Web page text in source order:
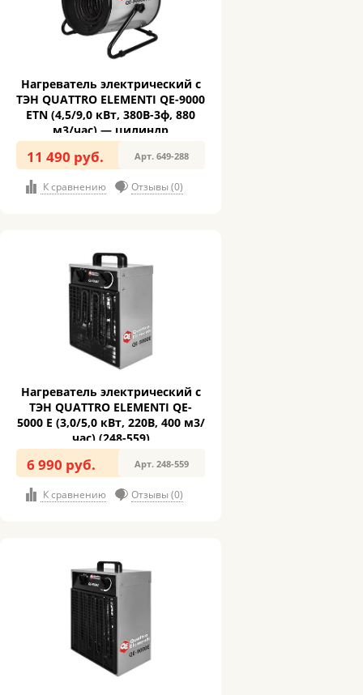
Нагреватель электрический с
ТЭН QUATTRO ELEMENTI QE-9000
ETN (4,5/9,0 кВт, 380В-3ф, 880
м3/час) — цилиндр
11 490 руб. Арт. 649-288
К сравнению Отзывы (0)
Нагреватель электрический с
ТЭН QUATTRO ELEMENTI QЕ-
5000 E (3,0/5,0 кВт, 220В, 400 м3/
час) (248-559)
6 990 руб. Арт. 248-559
К сравнению Отзывы (0)